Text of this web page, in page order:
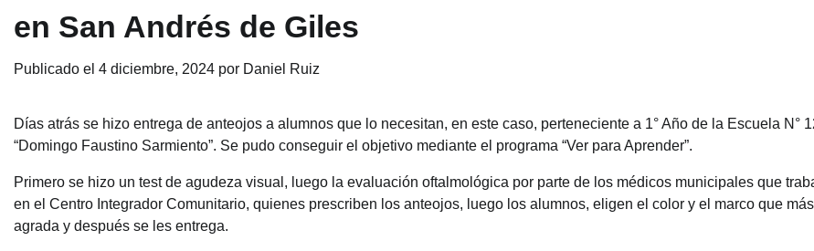
en San Andrés de Giles
Publicado el 4 diciembre, 2024 por Daniel Ruiz
Días atrás se hizo entrega de anteojos a alumnos que lo necesitan, en este caso, perteneciente a 1° Año de la Escuela N°
“Domingo Faustino Sarmiento”. Se pudo conseguir el objetivo mediante el programa “Ver para Aprender”.
Primero se hizo un test de agudeza visual, luego la evaluación oftalmológica por parte de los médicos municipales que
en el Centro Integrador Comunitario, quienes prescriben los anteojos, luego los alumnos, eligen el color y el marco que
agrada y después se les entrega.